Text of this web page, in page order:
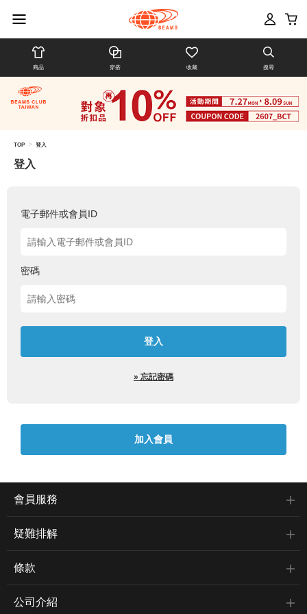
商品 穿搭 收藏 搜尋
TOP > 登入
登入
電子郵件或會員ID
密碼
» 忘記密碼
會員服務
疑難排解
條款
公司介紹